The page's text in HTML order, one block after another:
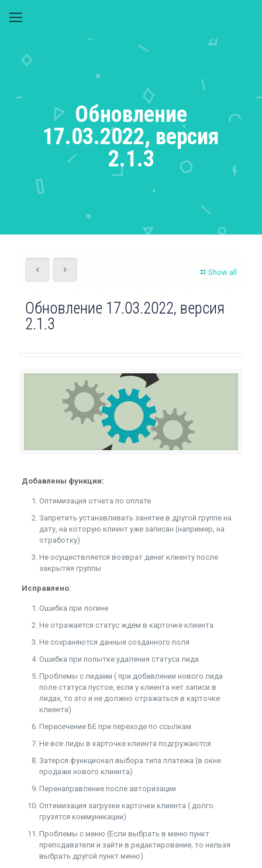
Обновление
17.03.2022, версия
2.1.3
Show all
Обновление 17.03.2022, версия
2.1.3
Добавлены функции:
Оптимизация отчета по оплате
Запретить устанавливать занятие в другой группе на
дату, на которую клиент уже записан (например, на
отработку)
Не осуществляется возврат денег клиенту после
закрытия группы
Исправлено:
Ошибка при логине
Не отражается статус ждем в карточке клиента
Не сохраняются данные созданного поля
Ошибка при попытке удаления статуса лида
Проблемы с лидами ( при добавлении нового лида
поле статуса пустое, если у клиента нет записи в
лидах, то это и не должно отражаться в карточке
клиента)
Пересечение БЕ при переходе по ссылкам
Не все лиды в карточке клиента подгружаются
Затерся функционал выбора типа платежа (в окне
продажи нового клиента)
Перенаправление после авторизации
Оптимизация загрузки карточки клиента ( долго
грузятся коммуникации)
Проблемы с меню (Если выбрать в меню пункт
преподаватели и зайти в редактирование, то нельзя
выбрать другой пункт меню)